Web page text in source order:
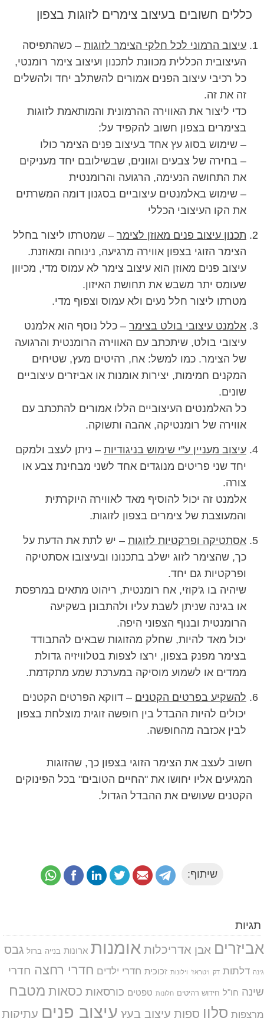
כללים חשובים בעיצוב צימרים לזוגות בצפון
עיצוב הרמוני לכל חלקי הצימר לזוגות – כשהתפיסה
העיצובית הכללית מכוונת לתכנון ועיצוב צימר רומנטי,
כל רכיבי עיצוב הפנים אמורים להשתלב יחד ולהשלים
זה את זה.
כדי ליצור את האווירה ההרמונית והמותאמת לזוגות
בצימרים בצפון חשוב להקפיד על:
– שימוש בסוג עץ אחד בעיצוב פנים הצימר כולו
– בחירה של צבעים וגוונים, שבשילובם יחד מעניקים
את התחושה הנעימה, הרגועה והרומנטית
– שימוש באלמנטים עיצוביים בסגנון דומה המשרתים
את הקו העיצובי הכללי
תכנון עיצוב פנים מאוזן לצימר – שמטרתו ליצור בחלל
הצימר הזוגי בצפון אווירה מרגיעה, נינוחה ומאוזנת.
עיצוב פנים מאוזן הוא עיצוב צימר לא עמוס מדי, מכיוון
שעומס יתר משבש את תחושת האיזון.
מטרתו ליצור חלל נעים ולא עמוס וצפוף מדי.
אלמנט עיצובי בולט בצימר – כלל נוסף הוא אלמנט
עיצובי בולט, שיתכתב עם האווירה הרומנטית והרגועה
של הצימר. כמו למשל: אח, רהיטים מעץ, שטיחים
המקנים חמימות, יצירות אומנות או אביזרים עיצוביים
שונים.
כל האלמנטים העיצוביים הללו אמורים להתכתב עם
אווירה של רומנטיקה, אהבה ותשוקה.
עיצוב מעניין ע"י שימוש בניגודיות – ניתן לעצב ולמקם
יחד שני פריטים מנוגדים אחד לשני מבחינת צבע או
צורה.
אלמנט זה יכול להוסיף מאד לאווירה היוקרתית
והמעוצבת של צימרים בצפון לזוגות.
אסתטיקה ופרקטיות לזוגות – יש לתת את הדעת על
כך, שהצימר לזוג ישלב בתכנונו ובעיצובו אסתטיקה
ופרקטיות גם יחד.
שיהיה בו ג'קוזי, אח רומנטית, ריהוט מתאים במרפסת
או בגינה שניתן לשבת עליו ולהתבונן בשקיעה
הרומנטית ובנוף הצפוני היפה.
יכול מאד להיות, שחלק מהזוגות שבאים להתבודד
בצימר מפנק בצפון, ירצו לצפות בטלוויזיה גדולת
ממדים או לשמוע מוסיקה במערכת שמע מתקדמת.
להשקיע בפרטים הקטנים – דווקא הפרטים הקטנים
יכולים להיות ההבדל בין חופשה זוגית מוצלחת בצפון
לבין אכזבה מהחופשה.
חשוב לעצב את הצימר הזוגי בצפון כך, שהזוגות
המגיעים אליו יחושו את "החיים הטובים" בכל הפינוקים
הקטנים שעושים את ההבדל הגדול.
שיתוף:
תגיות
אביזרים אבן אדריכלות אומנות ארונות בנייה ברזל גבס
גינה דלתות דק ויטראז' וילונות זכוכית חדרי ילדים חדרי רחצה חדרי
שינה חו"ל חידוש רהיטים חלונות טפטים כורסאות כסאות מטבח
מרצפות סלון ספות עיצוב בעץ עיצוב פנים עתיקות